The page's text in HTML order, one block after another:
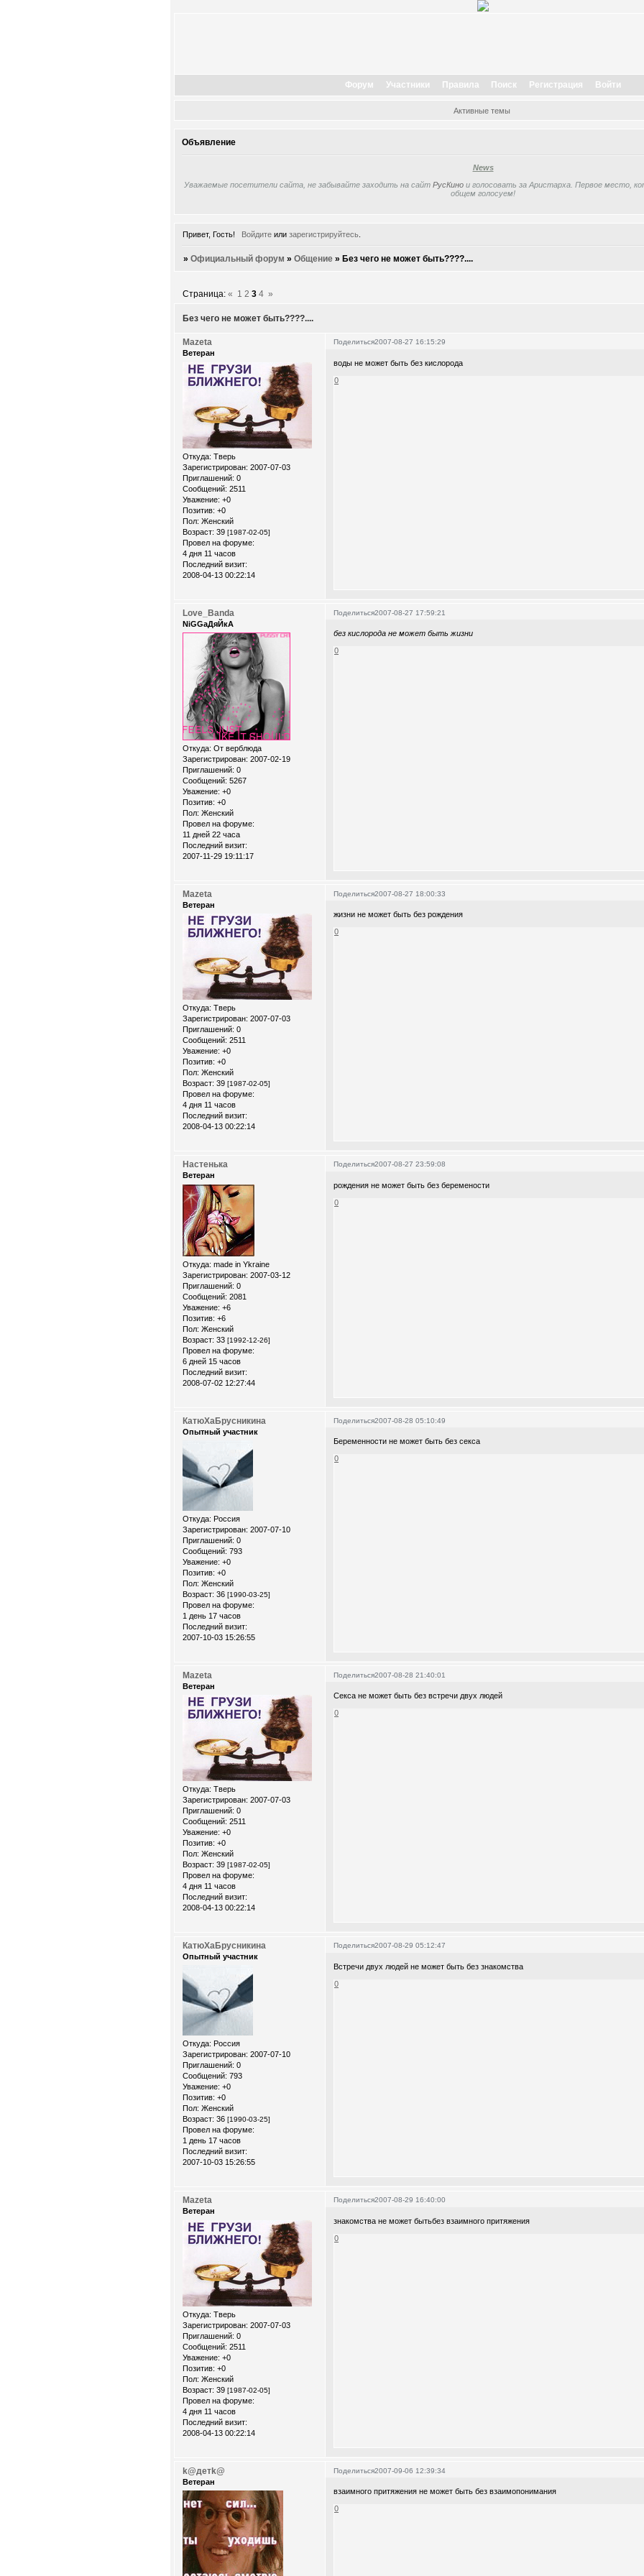
Форум Участники Правила Поиск Регистрация Войти
Активные темы
Объявление
News
Уважаемые посетители сайта, не забывайте заходить на сайт РусКино и голосовать за Аристарха. Первое место,
общем голосуем!
Привет, Гость! Войдитеили зарегистрируйтесь.
»Официальный форум »Общение »Без чего не может быть????....
Без чего не может быть????....
Страница:« 1 2 3 4 »
Поделиться2007-08-27 16:15:29
Mazeta
Ветеран
Откуда: Тверь
Зарегистрирован: 2007-07-03
Приглашений: 0
Сообщений: 2511
Уважение: +0
Позитив: +0
Пол: Женский
Возраст: 39 [1987-02-05]
Провел на форуме:
4 дня 11 часов
Последний визит:
2008-04-13 00:22:14
воды не может быть без кислорода
0
Поделиться2007-08-27 17:59:21
Love_Banda
NiGGaДяЙкА
Откуда: От верблюда
Зарегистрирован: 2007-02-19
Приглашений: 0
Сообщений: 5267
Уважение: +0
Позитив: +0
Пол: Женский
Провел на форуме:
11 дней 22 часа
Последний визит:
2007-11-29 19:11:17
без кислорода не может быть жизни
0
Поделиться2007-08-27 18:00:33
Mazeta
Ветеран
Откуда: Тверь
Зарегистрирован: 2007-07-03
Приглашений: 0
Сообщений: 2511
Уважение: +0
Позитив: +0
Пол: Женский
Возраст: 39 [1987-02-05]
Провел на форуме:
4 дня 11 часов
Последний визит:
2008-04-13 00:22:14
жизни не может быть без рождения
0
Поделиться2007-08-27 23:59:08
Настенька
Ветеран
Откуда: made in Ykraine
Зарегистрирован: 2007-03-12
Приглашений: 0
Сообщений: 2081
Уважение: +6
Позитив: +6
Пол: Женский
Возраст: 33 [1992-12-26]
Провел на форуме:
6 дней 15 часов
Последний визит:
2008-07-02 12:27:44
рождения не может быть без беремености
0
Поделиться2007-08-28 05:10:49
КатюХаБрусникина
Опытный участник
Откуда: Россия
Зарегистрирован: 2007-07-10
Приглашений: 0
Сообщений: 793
Уважение: +0
Позитив: +0
Пол: Женский
Возраст: 36 [1990-03-25]
Провел на форуме:
1 день 17 часов
Последний визит:
2007-10-03 15:26:55
Беременности не может быть без секса
0
Поделиться2007-08-28 21:40:01
Mazeta
Ветеран
Откуда: Тверь
Зарегистрирован: 2007-07-03
Приглашений: 0
Сообщений: 2511
Уважение: +0
Позитив: +0
Пол: Женский
Возраст: 39 [1987-02-05]
Провел на форуме:
4 дня 11 часов
Последний визит:
2008-04-13 00:22:14
Секса не может быть без встречи двух людей
0
Поделиться2007-08-29 05:12:47
КатюХаБрусникина
Опытный участник
Откуда: Россия
Зарегистрирован: 2007-07-10
Приглашений: 0
Сообщений: 793
Уважение: +0
Позитив: +0
Пол: Женский
Возраст: 36 [1990-03-25]
Провел на форуме:
1 день 17 часов
Последний визит:
2007-10-03 15:26:55
Встречи двух людей не может быть без знакомства
0
Поделиться2007-08-29 16:40:00
Mazeta
Ветеран
Откуда: Тверь
Зарегистрирован: 2007-07-03
Приглашений: 0
Сообщений: 2511
Уважение: +0
Позитив: +0
Пол: Женский
Возраст: 39 [1987-02-05]
Провел на форуме:
4 дня 11 часов
Последний визит:
2008-04-13 00:22:14
знакомства не может бытьбез взаимного притяжения
0
Поделиться2007-09-06 12:39:34
k@детk@
Ветеран
взаимного притяжения не может быть без взаимопонимания
0